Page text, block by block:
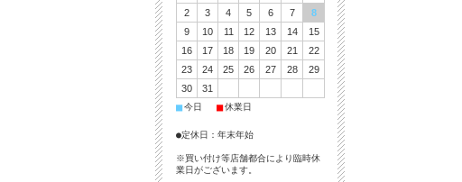
2
3 4 5 6 7
8
9
10 11 12 13 14
15
16
17 18 19 20 21
22
23
24 25 26 27 28
29
30
31
■今日 ■休業日
●定休日：年末年始
※買い付け等店舗都合により臨時休
業日がございます。